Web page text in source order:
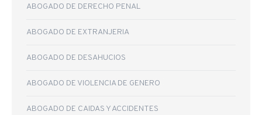
ABOGADO DE DERECHO PENAL
ABOGADO DE EXTRANJERIA
ABOGADO DE DESAHUCIOS
ABOGADO DE VIOLENCIA DE GENERO
ABOGADO DE CAIDAS Y ACCIDENTES